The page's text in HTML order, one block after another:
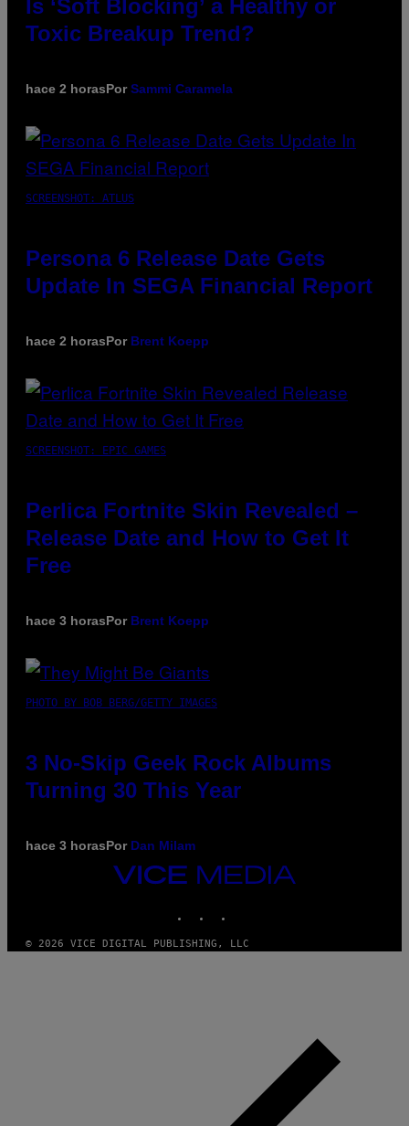
Is ‘Soft Blocking’ a Healthy or
Toxic Breakup Trend?
hace 2 horasPorSammi Caramela
SCREENSHOT: ATLUS
Persona 6 Release Date Gets
Update In SEGA Financial Report
hace 2 horasPor Brent Koepp
SCREENSHOT: EPIC GAMES
Perlica Fortnite Skin Revealed –
Release Date and How to Get It
Free
hace 3 horasPor Brent Koepp
PHOTO BY BOB BERG/GETTY IMAGES
3 No-Skip Geek Rock Albums
Turning 30 This Year
hace 3 horasPor Dan Milam
VICE
© 2026 VICE DIGITAL PUBLISHING, LLC